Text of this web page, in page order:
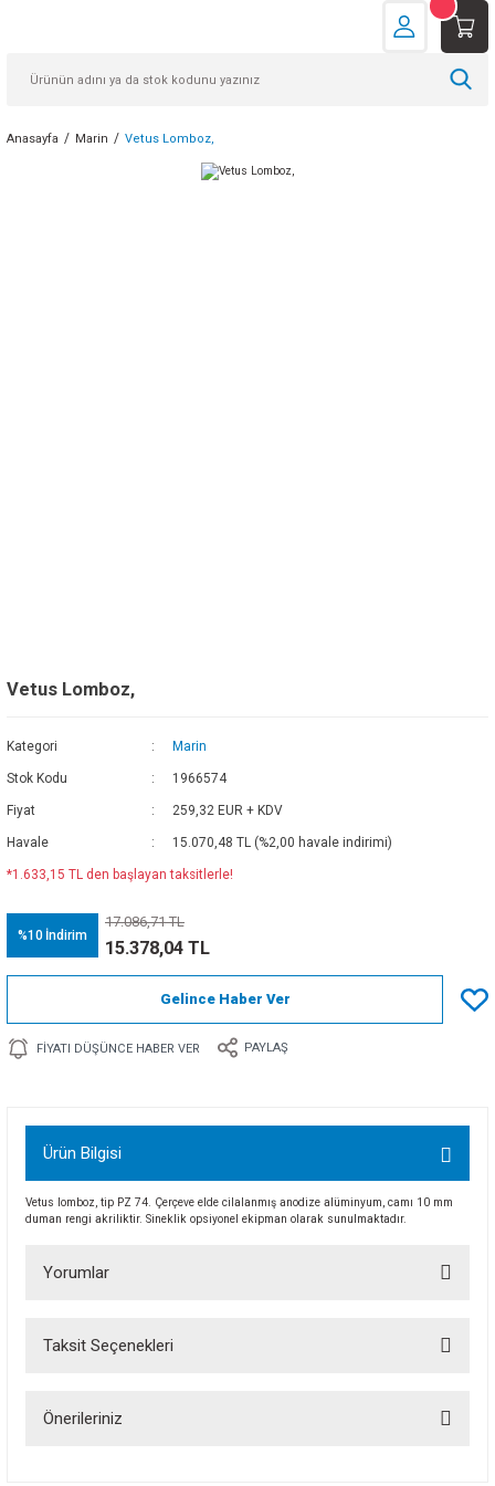
Anasayfa Marin Vetus Lomboz,
Vetus Lomboz,
Kategori Marin
Stok Kodu 1966574
Fiyat 259,32 EUR + KDV
Havale 15.070,48 TL (%2,00 havale indirimi)
*1.633,15 TL den başlayan taksitlerle!
%10 İndirim
17.086,71 TL
15.378,04 TL
Gelince Haber Ver
FIYATI DÜŞÜNCE HABER VER PAYLAŞ
Ürün Bilgisi
Vetus lomboz, tip PZ 74. Çerçeve elde cilalanmış anodize alüminyum, camı 10 mm
duman rengi akriliktir. Sineklik opsiyonel ekipman olarak sunulmaktadır.
Yorumlar
Taksit Seçenekleri
Önerileriniz